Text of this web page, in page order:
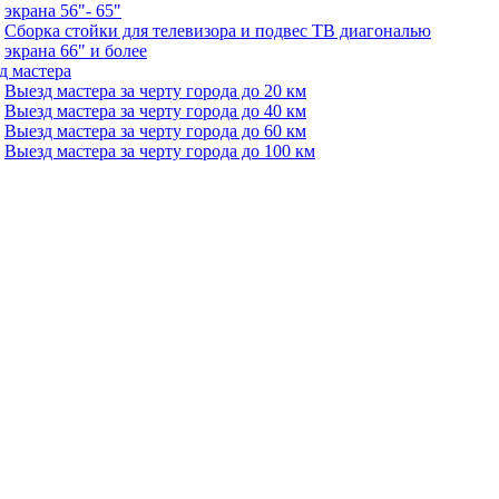
экрана 56"- 65"
Сборка стойки для телевизора и подвес ТВ диагональю
экрана 66" и более
мастера
Выезд мастера за черту города до 20 км
Выезд мастера за черту города до 40 км
Выезд мастера за черту города до 60 км
Выезд мастера за черту города до 100 км